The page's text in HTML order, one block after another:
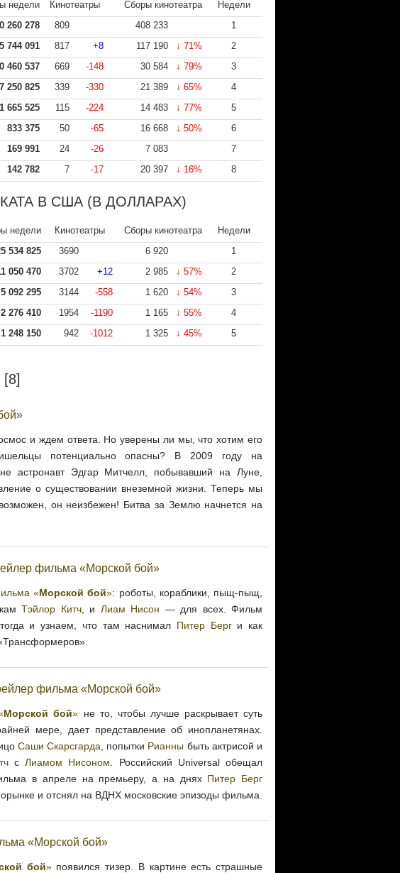
недели Кинотеатры Сборы кинотеатра
Недели
260 278 809 408 233
1
744 091 817 +8 117 190 ↓ 71%
2
460 537 669 -148 30 584 ↓ 79%
3
7 250 825 339 -330 21 389 ↓ 65%
4
1 665 525 115 -224 14 483 ↓ 77%
5
833 375 50 -65 16 668 ↓ 50%
6
169 991 24 -26 7 083
7
142 782 7 -17 20 397 ↓ 16% 8
В США (В ДОЛЛАРАХ)
недели Кинотеатры Сборы кинотеатра
Недели
534 825 3690 6 920
1
050 470 3702 +12 2 985 ↓ 57%
2
5 092 295 3144 -558 1 620 ↓ 54%
3
2 276 410 1954 -1190 1 165 ↓ 55%
4
1 248 150 942 -1012 1 325 ↓ 45% 5
[8]
и ждем ответа. Но уверены ли мы, что хотим его
потенциально опасны? В 2009 году на
астронавт Эдгар Митчелл, побывавший на Луне,
о существовании внеземной жизни. Теперь мы
он неизбежен! Битва за Землю начнется на
фильма «Морской бой»
«Морской бой»: роботы, кораблики, пыщ-пыщ,
Тэйлор Китч, и Лиам Нисон — для всех. Фильм
и узнаем, что там наснимал Питер Берги как
фильма «Морской бой»
Морской бой» не то, чтобы лучше раскрывает суть
мере, дает представление об инопланетянах.
Саши Скарсгарда , попытки Рианны быть актрисой и
с Лиамом Нисоном . Российский Universal обещал
в апреле на премьеру, а на днях Питер Берг
и отснял на ВДНХ московские эпизоды фильма.
«Морской бой»
бой»появился тизер. В картине есть страшные